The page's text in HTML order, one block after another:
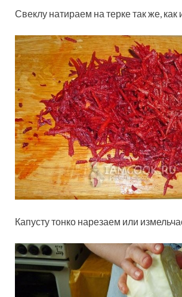
Свеклу натираем на терке так же, как
Капусту тонко нарезаем или